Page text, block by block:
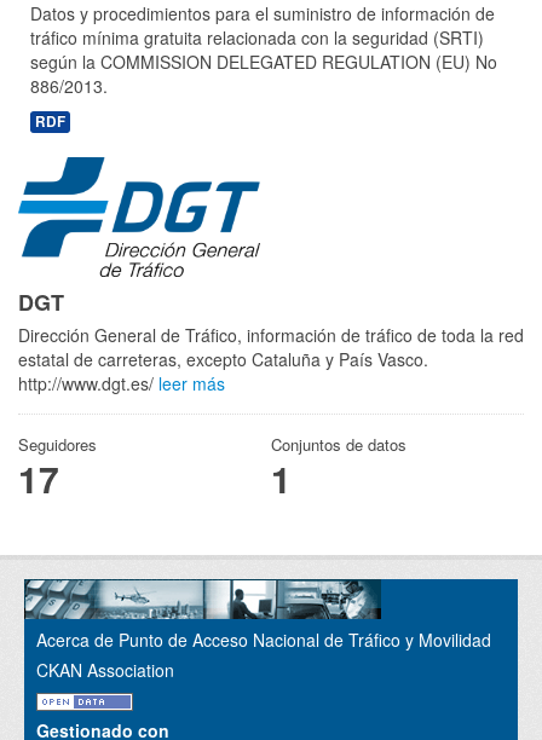
Datos y procedimientos para el suministro de información de
tráfico mínima gratuita relacionada con la seguridad (SRTI)
según la COMMISSION DELEGATED REGULATION (EU) No
886/2013.
RDF
DGT
Dirección General de Tráfico, información de tráfico de toda la red
estatal de carreteras, excepto Cataluña y País Vasco.
http://www.dgt.es/ leer más
Seguidores
17
Conjuntos de datos
1
Acerca de Punto de Acceso Nacional de Tráfico y Movilidad
CKAN Association
Gestionado con